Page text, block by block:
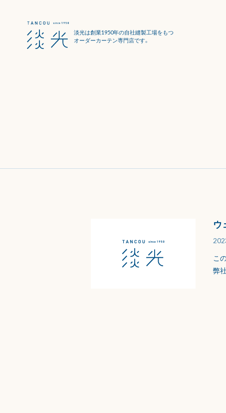
淡光は創業1950年の自社縫製工場をもつ
オーダーカーテン専門店です。
ウ
こ
弊